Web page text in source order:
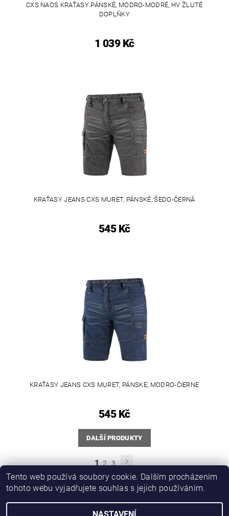
CXS NAOS KRAŤASY PÁNSKÉ, MODRO-MODRÉ, HV ŽLUTÉ
DOPLŇKY
1 039 Kč
KRAŤASY JEANS CXS MURET, PÁNSKÉ, ŠEDO-ČERNÁ
545 Kč
KRAŤASY JEANS CXS MURET, PÁNSKE, MODRO-ČIERNE
545 Kč
DALŠÍ PRODUKTY
1 2 3
Tento web používá soubory cookie. Dalším procházením
tohoto webu vyjadřujete souhlas s jejich používáním.